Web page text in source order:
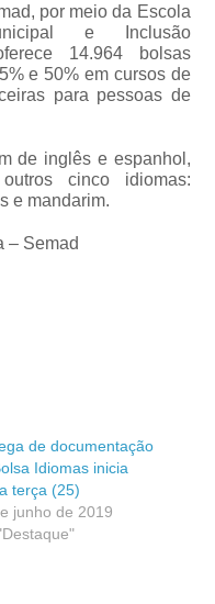
por meio da Escola
e Inclusão
14.964 bolsas
e 50% em cursos de
para pessoas de
de inglês e espanhol,
cinco idiomas:
e mandarim.
– Semad
de documentação
Idiomas inicia
terça (25)
junho de 2019